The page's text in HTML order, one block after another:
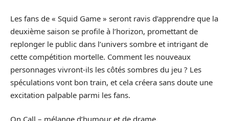
Les fans de « Squid Game » seront ravis d’apprendre que la
deuxième saison se profile à l’horizon, promettant de
replonger le public dans l’univers sombre et intrigant de
cette compétition mortelle. Comment les nouveaux
personnages vivront-ils les côtés sombres du jeu ? Les
spéculations vont bon train, et cela créera sans doute une
excitation palpable parmi les fans.